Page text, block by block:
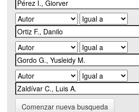
Comenzar nueva busqueda